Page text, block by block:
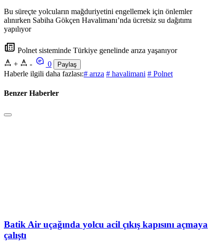
Bu süreçte yolcuların mağduriyetini engellemek için önlemler
alınırken Sabiha Gökçen Havalimanı’nda ücretsiz su dağıtımı
yapılıyor
Polnet sisteminde Türkiye genelinde arıza yaşanıyor
+
- 0 Paylaş
Haberle ilgili daha fazlası:# arıza # havalimani # Polnet
Benzer Haberler
Batik Air uçağında yolcu acil çıkış kapısını açmaya
çalıştı